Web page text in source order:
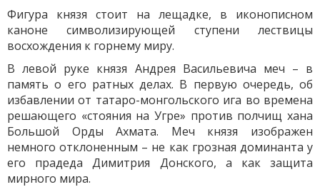
Фигура князя стоит на лещадке, в иконописном
каноне символизирующей ступени лествицы
восхождения к горнему миру.
В левой руке князя Андрея Васильевича меч – в
память о его ратных делах. В первую очередь, об
избавлении от татаро-монгольского ига во времена
решающего «стояния на Угре» против полчищ хана
Большой Орды Ахмата. Меч князя изображен
немного отклоненным – не как грозная доминанта у
его прадеда Димитрия Донского, а как защита
мирного мира.